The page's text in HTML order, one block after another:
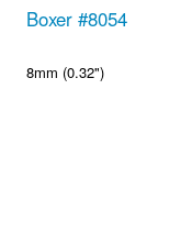
Boxer #8054
8mm (0.32")